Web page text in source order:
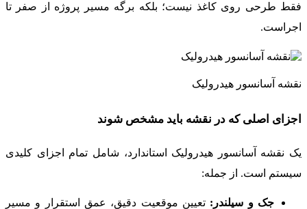
فقط طرحی روی کاغذ نیست؛ بلکه برگه‌ مسیر پروژه از صفر تا
اجراست.
نقشه آسانسور هیدرولیک
اجزای اصلی که در نقشه باید مشخص شوند
یک نقشه آسانسور هیدرولیک استاندارد، شامل تمام اجزای کلیدی
سیستم است. از جمله:
جک و سیلندر: تعیین موقعیت دقیق، عمق استقرار و مسیر